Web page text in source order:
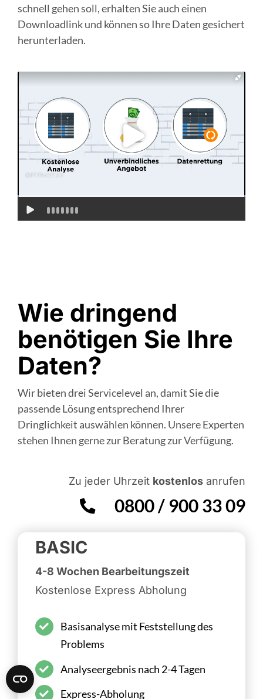
schnell gehen soll, erhalten Sie auch einen
Downloadlink und können so Ihre Daten gesichert
herunterladen.
Wie dringend
benötigen Sie Ihre
Daten?
Wir bieten drei Servicelevel an, damit Sie die
passende Lösung entsprechend Ihrer
Dringlichkeit auswählen können. Unsere Experten
stehen Ihnen gerne zur Beratung zur Verfügung.
Zu jeder Uhrzeit kostenlos anrufen
0800 / 900 33 09
BASIC
4-8 Wochen Bearbeitungszeit
Kostenlose Express Abholung
Basisanalyse mit Feststellung des
Problems
Analyseergebnis nach 2-4 Tagen
Express-Abholung